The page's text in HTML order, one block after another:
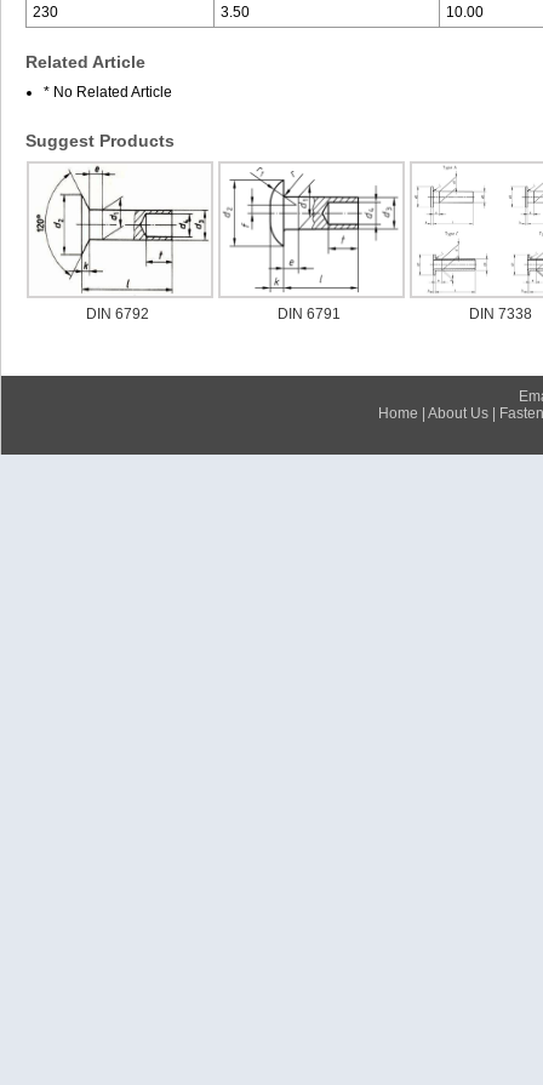
230
3.50 10.00
Related Article
* No Related Article
Suggest Products
DIN 6792 DIN 6791 DIN 7338
Home
About Us|